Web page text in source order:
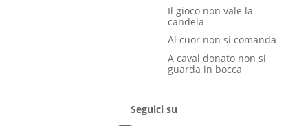
Il gioco non vale la
candela
Al cuor non si comanda
A caval donato non si
guarda in bocca
Seguici su